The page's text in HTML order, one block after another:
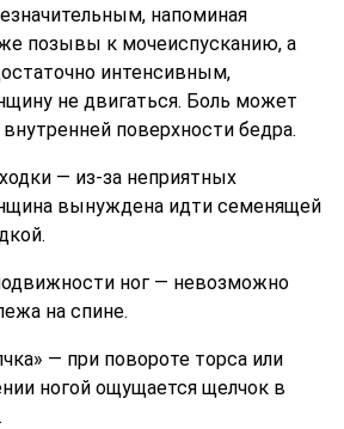
напоминая
позывы к мочеиспусканию, а
интенсивным,
не двигаться. Боль может
поверхности бедра.
— из-за неприятных
вынуждена идти семенящей
ног — невозможно
на спине.
— при повороте торса или
ногой ощущается щелчок в